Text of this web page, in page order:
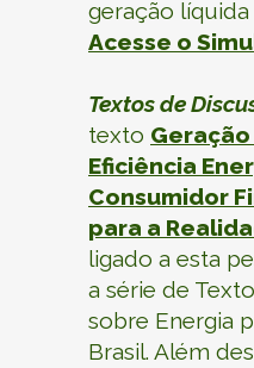
geração
Acesse o
Textos de
texto
Eficiência
Consumidor
para a
ligado a esta
a série de
sobre Energia
Brasil. Além